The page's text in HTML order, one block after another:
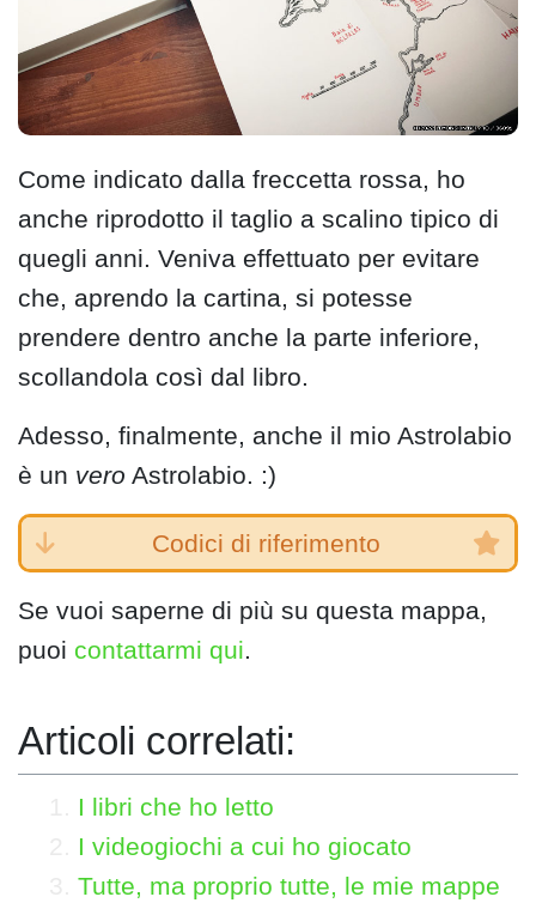
Come indicato dalla freccetta rossa, ho
anche riprodotto il taglio a scalino tipico di
quegli anni. Veniva effettuato per evitare
che, aprendo la cartina, si potesse
prendere dentro anche la parte inferiore,
scollandola così dal libro.
Adesso, finalmente, anche il mio Astrolabio
è un vero Astrolabio. :)
Codici di riferimento
Se vuoi saperne di più su questa mappa,
puoi contattarmi qui
Articoli correlati:
I libri che ho letto
I videogiochi a cui ho giocato
Tutte, ma proprio tutte, le mie mappe